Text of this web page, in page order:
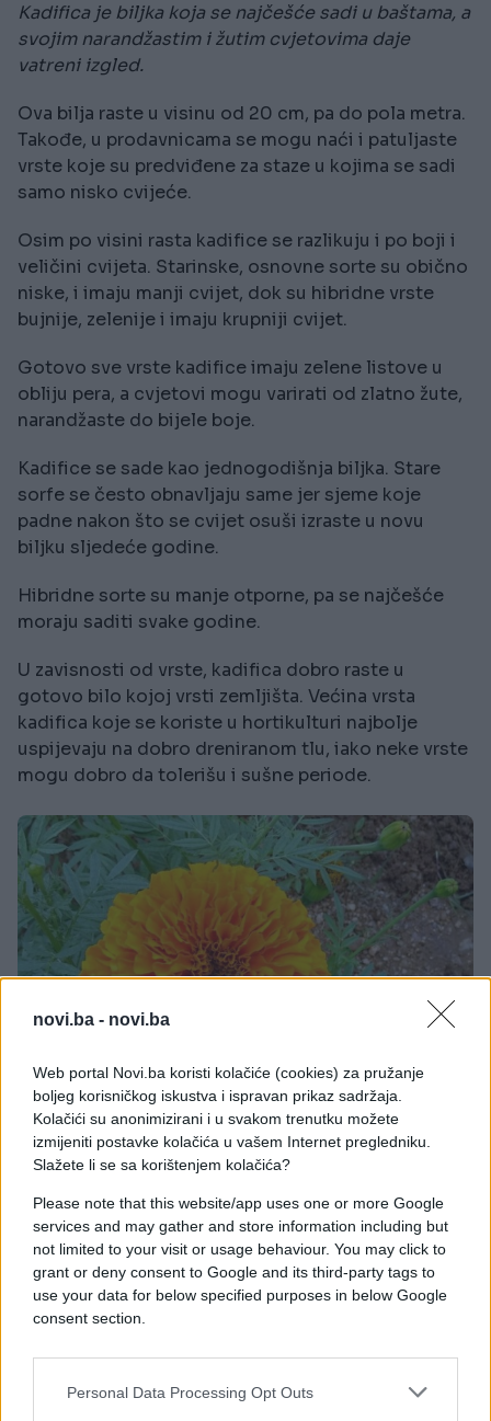
novi.ba - novi.ba
Web portal Novi.ba koristi kolačiće (cookies) za pružanje
boljeg korisničkog iskustva i ispravan prikaz sadržaja.
Kolačići su anonimizirani i u svakom trenutku možete
izmijeniti postavke kolačića u vašem Internet pregledniku.
Slažete li se sa korištenjem kolačića?
Please note that this website/app uses one or more Google
services and may gather and store information including but
not limited to your visit or usage behaviour. You may click to
grant or deny consent to Google and its third-party tags to
use your data for below specified purposes in below Google
consent section.
Personal Data Processing Opt Outs
Kadifica je biljka koja se najčešće sadi u baštama, a
svojim narandžastim i žutim cvjetovima daje
vatreni izgled.
Ova bilja raste u visinu od 20 cm, pa do pola metra.
Takođe, u prodavnicama se mogu naći i patuljaste
vrste koje su predviđene za staze u kojima se sadi
samo nisko cvijeće.
Osim po visini rasta kadifice se razlikuju i po boji i
veličini cvijeta. Starinske, osnovne sorte su obično
niske, i imaju manji cvijet, dok su hibridne vrste
bujnije, zelenije i imaju krupniji cvijet.
Gotovo sve vrste kadifice imaju zelene listove u
obliju pera, a cvjetovi mogu varirati od zlatno žute,
narandžaste do bijele boje.
Kadifice se sade kao jednogodišnja biljka. Stare
sorfe se često obnavljaju same jer sjeme koje
padne nakon što se cvijet osuši izraste u novu
biljku sljedeće godine.
Hibridne sorte su manje otporne, pa se najčešće
moraju saditi svake godine.
U zavisnosti od vrste, kadifica dobro raste u
gotovo bilo kojoj vrsti zemljišta. Većina vrsta
kadifica koje se koriste u hortikulturi najbolje
uspijevaju na dobro dreniranom tlu, iako neke vrste
mogu dobro da tolerišu i sušne periode.
Kadifice mnogo vole vodu, zato je važno da uvek
zemljište bude vlažno. Veoma vole sunce i dobro
podnose i visoke tempreature.
Ukoliko želite da budu zdrave i da dugo cvjetaju
potrebno je da svakodnevno uklanjate precvjetale
cvjetove, kako bi na njihovom mjestu izrasli novi.
cvjetanja, a one će vam vratiti ljepotom.
Kadifice imaju i simbolično značenje i privlače